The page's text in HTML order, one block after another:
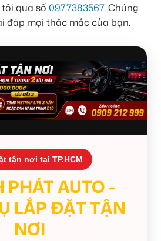
qua số 0977383567. Chúng
đáp mọi thắc mắc của bạn.
tận nơi tại TP.HCM
PHÁT AUTO -
LẮP ĐẶT TẬN
NƠI